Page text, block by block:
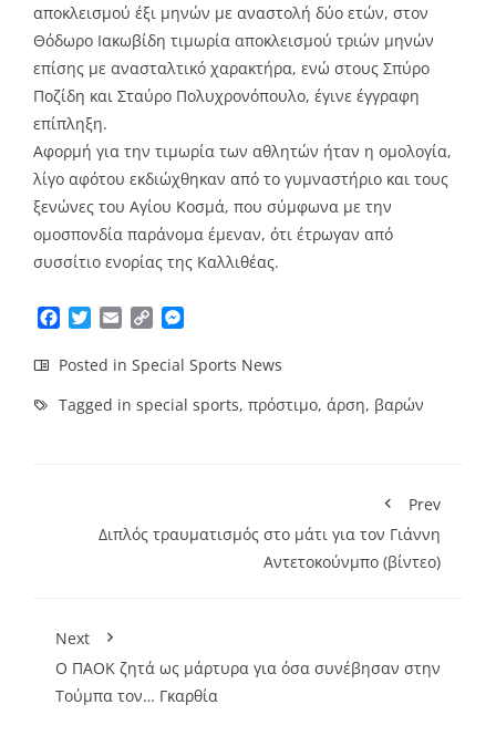
αποκλεισμού έξι μηνών με αναστολή δύο ετών, στον
Θόδωρο Ιακωβίδη τιμωρία αποκλεισμού τριών μηνών
επίσης με ανασταλτικό χαρακτήρα, ενώ στους Σπύρο
Ποζίδη και Σταύρο Πολυχρονόπουλο, έγινε έγγραφη
επίπληξη.
Αφορμή για την τιμωρία των αθλητών ήταν η ομολογία,
λίγο αφότου εκδιώχθηκαν από το γυμναστήριο και τους
ξενώνες του Αγίου Κοσμά, που σύμφωνα με την
ομοσπονδία παράνομα έμεναν, ότι έτρωγαν από
συσσίτιο ενορίας της Καλλιθέας.
Facebook
TwitterEmailCopy
Posted in Special Sports News
Tagged in special sports, πρόστιμο, άρση, βαρών
Prev
Διπλός τραυματισμός στο μάτι για τον Γιάννη
Αντετοκούνμπο (βίντεο)
Next
Ο ΠΑΟΚ ζητά ως μάρτυρα για όσα συνέβησαν στην
Τούμπα τον… Γκαρθία